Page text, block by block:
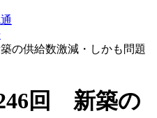
供給数激減・しかも問題
回 新築の